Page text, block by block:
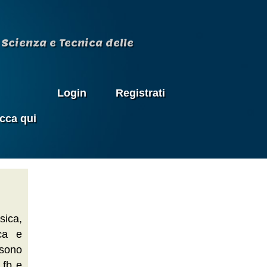
e Tecnica delle
qui
Login Registrati
e